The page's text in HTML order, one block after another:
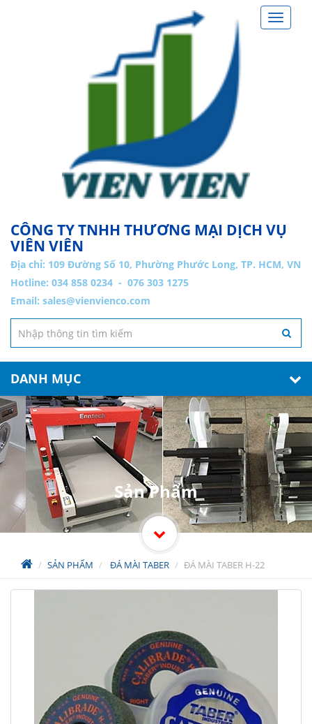
Toggle
CÔNG TY TNHH THƯƠNG MẠI DỊCH VỤ
VIÊN VIÊN
Địa chỉ: 109 Đường Số 10, Phường Phước Long, TP. HCM, VN
Hotline: 034 858 0234 - 076 303 1275
Email: sales@vienvienco.com
DANH MỤC
SẢN PHẨM ĐÁ MÀI TABER ĐÁ MÀI TABER H-22
Sản Phẩm